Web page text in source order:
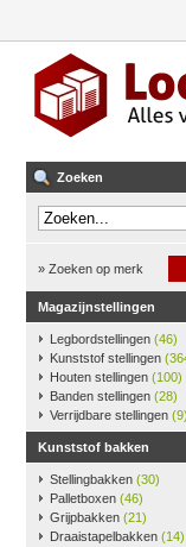
Zoeken
» Zoeken op merk
Magazijnstellingen
Legbordstellingen (46)
Kunststof stellingen
Houten stellingen (100)
Banden stellingen (28)
Verrijdbare stellingen (9)
Kunststof bakken
Stellingbakken (30)
Palletboxen (46)
Grijpbakken (21)
Draaistapelbakken (14)